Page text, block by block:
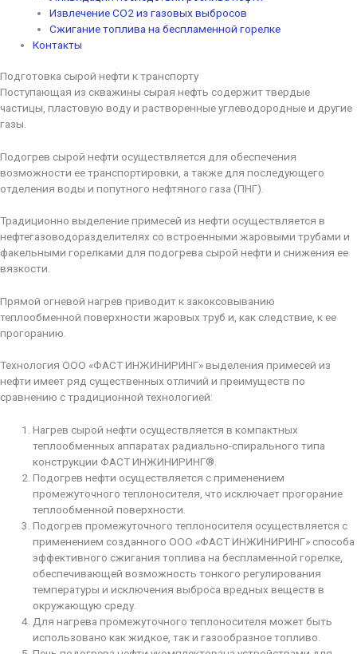
Извлечение CO2 из газовых выбросов
Сжигание топлива на беспламенной горелке
Контакты
Подготовка сырой нефти к транспорту
Поступающая из скважины сырая нефть содержит твердые
частицы, пластовую воду и растворенные углеводородные и другие
газы.
Подогрев сырой нефти осуществляется для обеспечения
возможности ее транспортировки, а также для последующего
отделения воды и попутного нефтяного газа (ПНГ).
Традиционно выделение примесей из нефти осуществляется в
нефтегазоводоразделителях со встроенными жаровыми трубами и
факельными горелками для подогрева сырой нефти и снижения ее
вязкости.
Прямой огневой нагрев приводит к закоксовыванию
теплообменной поверхности жаровых труб и, как следствие, к ее
прогоранию.
Технология ООО «ФАСТ ИНЖИНИРИНГ» выделения примесей из
нефти имеет ряд существенных отличий и преимуществ по
сравнению с традиционной технологией:
Нагрев сырой нефти осуществляется в компактных
теплообменных аппаратах радиально-спирального типа
конструкции ФАСТ ИНЖИНИРИНГ®.
Подогрев нефти осуществляется с применением
промежуточного теплоносителя, что исключает прогорание
теплообменной поверхности.
Подогрев промежуточного теплоносителя осуществляется с
применением созданного ООО «ФАСТ ИНЖИНИРИНГ» способа
эффективного сжигания топлива на беспламенной горелке,
обеспечивающей возможность тонкого регулирования
температуры и исключения выброса вредных веществ в
окружающую среду.
Для нагрева промежуточного теплоносителя может быть
использовано как жидкое, так и газообразное топливо.